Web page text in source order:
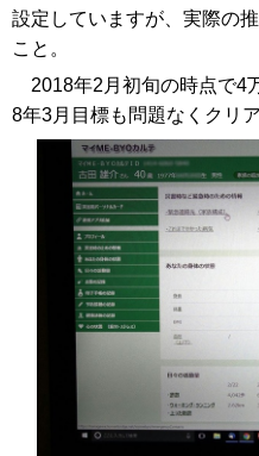
設定していますが、実際の
こと。
2018年2月初旬の時点で4
8年3月目標も問題なくクリ